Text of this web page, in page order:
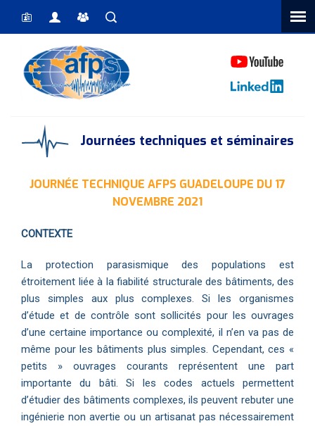
Vous êtes iciJournées techniques et séminaires
JOURNÉE TECHNIQUE AFPS GUADELOUPE DU 17
NOVEMBRE 2021
CONTEXTE
La protection parasismique des populations est
étroitement liée à la fiabilité structurale des bâtiments, des
plus simples aux plus complexes. Si les organismes
d’étude et de contrôle sont sollicités pour les ouvrages
d’une certaine importance ou complexité, il n’en va pas de
même pour les bâtiments plus simples. Cependant, ces «
petits » ouvrages courants représentent une part
importante du bâti. Si les codes actuels permettent
d’étudier des bâtiments complexes, ils peuvent rebuter une
ingénierie non avertie ou un artisanat pas nécessairement